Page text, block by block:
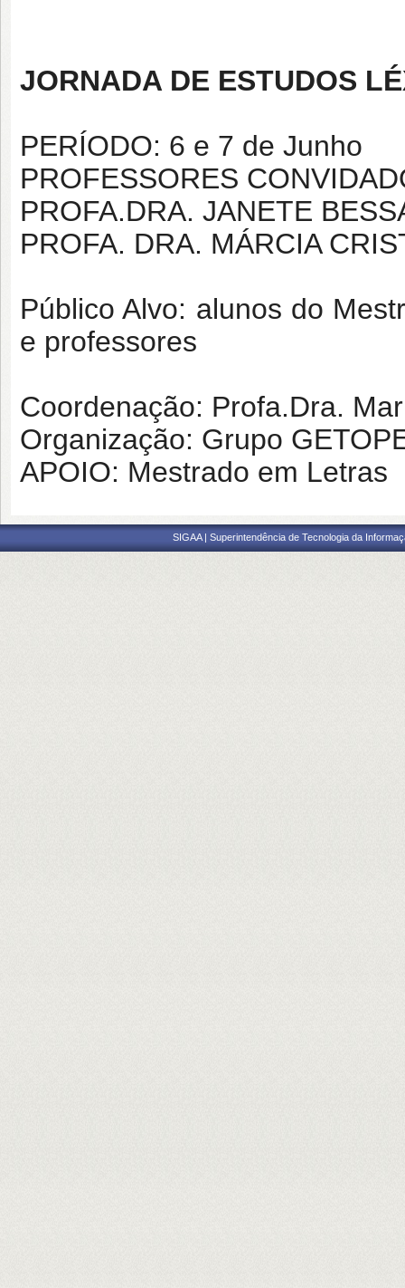
JORNADA DE ESTUDOS
PERÍODO: 6 e 7 de Junho
PROFESSORES
PROFA.DRA. JANETE
PROFA. DRA. MÁRCIA
Público Alvo: alunos do
e professores
Coordenação: Profa.Dra.
Organização: Grupo
APOIO: Mestrado em Letras
SIGAA | Superintendência de Tecnologia da